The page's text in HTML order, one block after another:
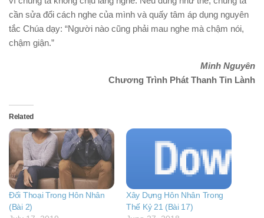
cần sửa đổi cách nghe của mình và quấy tâm áp dụng nguyên
tắc Chúa dạy: “Người nào cũng phải mau nghe mà chậm nói,
chậm giận.”
Minh Nguyên
Chương Trình Phát Thanh Tin Lành
Related
Đối Thoại Trong Hôn Nhân
(Bài 2)
Xây Dựng Hôn Nhân Trong
Thế Kỷ 21 (Bài 17)